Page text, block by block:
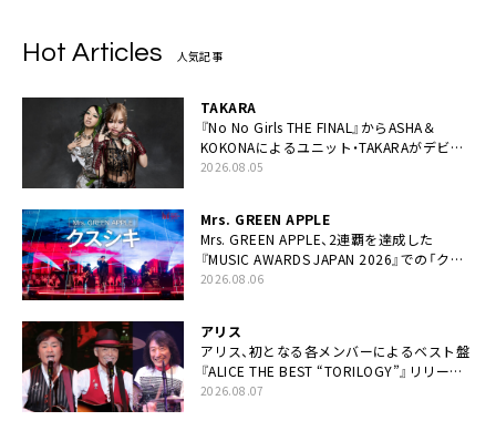
Hot Articles 人気記事
TAKARA
『No No Girls THE FINAL』からASHA＆
KOKONAによるユニット・TAKARAがデビュ
ー
2026.08.05
Mrs. GREEN APPLE
Mrs. GREEN APPLE、2連覇を達成した
『MUSIC AWARDS JAPAN 2026』での「クス
シキ」ライブパフォーマンスをYouTube公開
2026.08.06
アリス
アリス、初となる各メンバーによるベスト盤
『ALICE THE BEST “TORILOGY”』リリース
決定
2026.08.07